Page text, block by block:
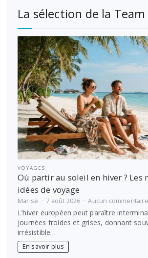
La sélection de la Team
VOYAGES
Où partir au soleil en hiver ? Les
idées de voyage
Marise 7 août 2026 Aucun commentaire
L’hiver européen peut paraître
journées froides et grises, donnant
irrésistible…
En savoir plus